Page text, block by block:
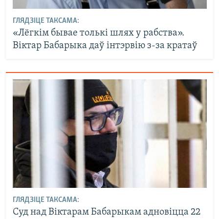
ГЛЯДЗІЦЕ ТАКСАМА:
«Лёгкім бывае толькі шлях у рабства».
Віктар Бабарыка даў інтэрвію з-за кратаў
ГЛЯДЗІЦЕ ТАКСАМА:
Суд над Віктарам Бабарыкам адновіцца 22